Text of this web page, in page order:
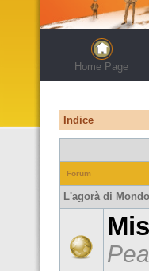
Home Page
Indice
Forum
L'agorà di